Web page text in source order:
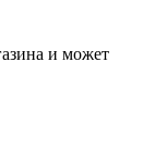
и может